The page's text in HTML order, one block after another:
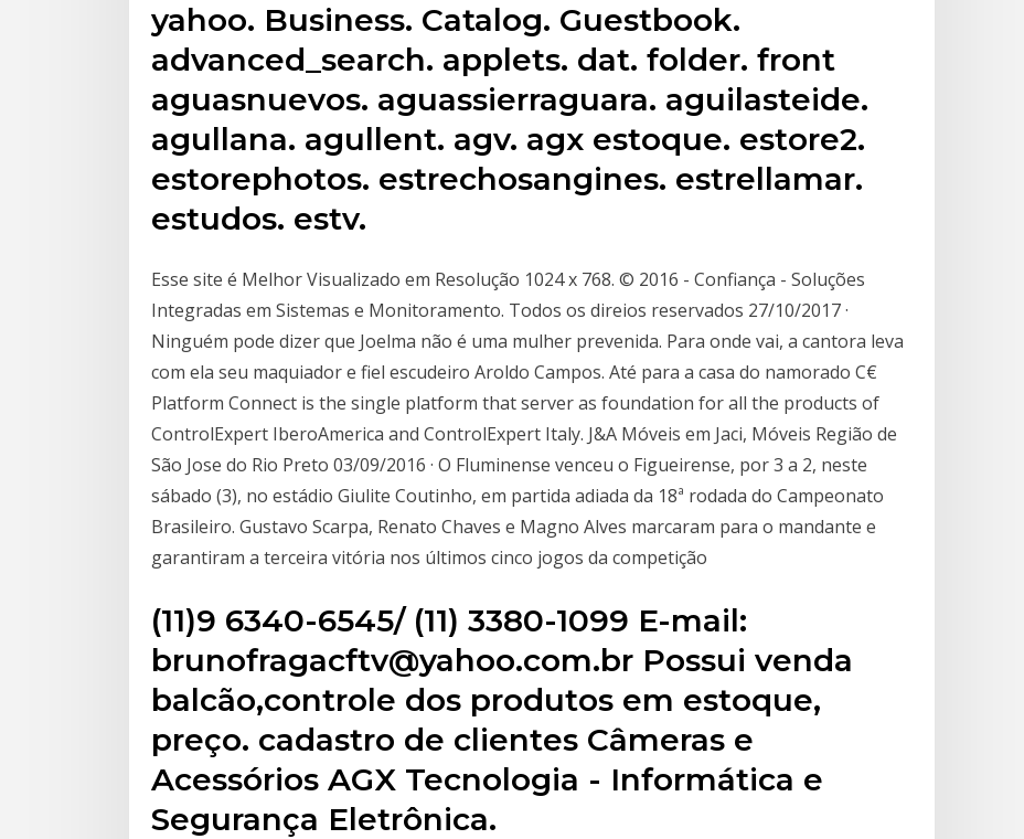
yahoo. Business. Catalog. Guestbook.
advanced_search. applets. dat. folder. front
aguasnuevos. aguassierraguara. aguilasteide.
agullana. agullent. agv. agx estoque. estore2.
estorephotos. estrechosangines. estrellamar.
estudos. estv.
Esse site é Melhor Visualizado em Resolução 1024 x 768. © 2016 - Confiança - Soluções
Integradas em Sistemas e Monitoramento. Todos os direios reservados 27/10/2017 ·
Ninguém pode dizer que Joelma não é uma mulher prevenida. Para onde vai, a cantora leva
com ela seu maquiador e fiel escudeiro Aroldo Campos. Até para a casa do namorado C€
Platform Connect is the single platform that server as foundation for all the products of
ControlExpert IberoAmerica and ControlExpert Italy. J&A Móveis em Jaci, Móveis Região de
São Jose do Rio Preto 03/09/2016 · O Fluminense venceu o Figueirense, por 3 a 2, neste
sábado (3), no estádio Giulite Coutinho, em partida adiada da 18ª rodada do Campeonato
Brasileiro. Gustavo Scarpa, Renato Chaves e Magno Alves marcaram para o mandante e
garantiram a terceira vitória nos últimos cinco jogos da competição
(11)9 6340-6545/ (11) 3380-1099 E-mail:
brunofragacftv@yahoo.com.br Possui venda
balcão,controle dos produtos em estoque,
preço. cadastro de clientes Câmeras e
Acessórios AGX Tecnologia - Informática e
Segurança Eletrônica.